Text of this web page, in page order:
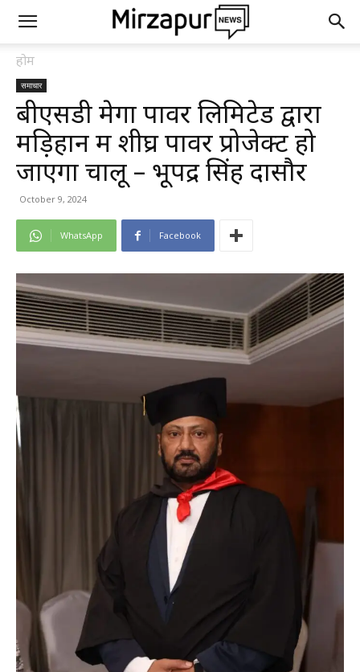
होम
समाचार
बीएसडी मेगा पावर लिमिटेड द्वारा
मड़िहान में शीघ्र पावर प्रोजेक्ट हो
जाएगा चालू – भूपेंद्र सिंह दासौर
October 9, 2024
WhatsApp Facebook